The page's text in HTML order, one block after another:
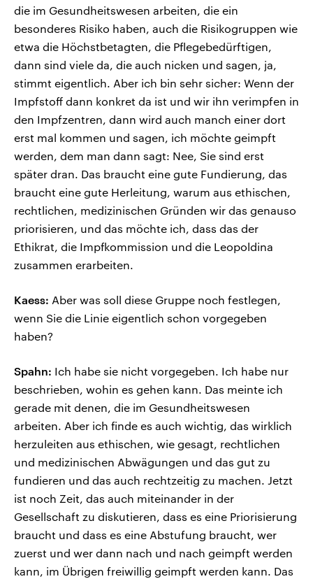
die im Gesundheitswesen arbeiten, die ein
besonderes Risiko haben, auch die Risikogruppen wie
etwa die Höchstbetagten, die Pflegebedürftigen,
dann sind viele da, die auch nicken und sagen, ja,
stimmt eigentlich. Aber ich bin sehr sicher: Wenn der
Impfstoff dann konkret da ist und wir ihn verimpfen in
den Impfzentren, dann wird auch manch einer dort
erst mal kommen und sagen, ich möchte geimpft
werden, dem man dann sagt: Nee, Sie sind erst
später dran. Das braucht eine gute Fundierung, das
braucht eine gute Herleitung, warum aus ethischen,
rechtlichen, medizinischen Gründen wir das genauso
priorisieren, und das möchte ich, dass das der
Ethikrat, die Impfkommission und die Leopoldina
zusammen erarbeiten.
Kaess: Aber was soll diese Gruppe noch festlegen,
wenn Sie die Linie eigentlich schon vorgegeben
haben?
Spahn: Ich habe sie nicht vorgegeben. Ich habe nur
beschrieben, wohin es gehen kann. Das meinte ich
gerade mit denen, die im Gesundheitswesen
arbeiten. Aber ich finde es auch wichtig, das wirklich
herzuleiten aus ethischen, wie gesagt, rechtlichen
und medizinischen Abwägungen und das gut zu
fundieren und das auch rechtzeitig zu machen. Jetzt
ist noch Zeit, das auch miteinander in der
Gesellschaft zu diskutieren, dass es eine Priorisierung
braucht und dass es eine Abstufung braucht, wer
zuerst und wer dann nach und nach geimpft werden
kann, im Übrigen freiwillig geimpft werden kann. Das